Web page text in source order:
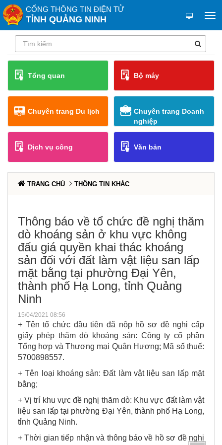
CỔNG THÔNG TIN ĐIỆN TỬ
TỈNH QUẢNG NINH
Tổng quan Bộ máy
Chuyên trang Du lịch
Chuyên trang Doanh
nghiệp
Dịch vụ công Văn bản
TRANG CHỦ THÔNG TIN KHÁC
Thông báo về tổ chức đề nghị thăm
dò khoáng sản ở khu vực không
đấu giá quyền khai thác khoáng
sản đối với đất làm vật liệu san lấp
mặt bằng tại phường Đại Yên,
thành phố Hạ Long, tỉnh Quảng
Ninh
15/04/2021 08:56
+ Tên tổ chức đầu tiên đã nộp hồ sơ đề nghị cấp
giấy phép thăm dò khoáng sản: Công ty cổ phần
Tổng hợp và Thương mại Quân Hương; Mã số thuế:
5700898557.
+ Tên loại khoáng sản: Đất làm vật liệu san lấp mặt
bằng;
+ Vị trí khu vực đề nghị thăm dò: Khu vực đất làm vật
liệu san lấp tại phường Đại Yên, thành phố Hạ Long,
tỉnh Quảng Ninh.
+ Thời gian tiếp nhận và thông báo về hồ sơ đề nghị